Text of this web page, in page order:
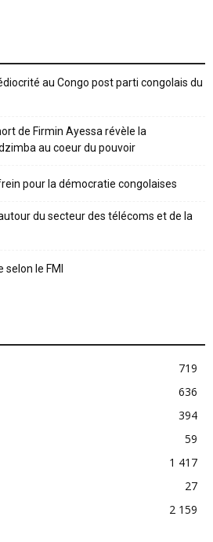
au Congo post parti congolais du
de Firmin Ayessa révèle la
au coeur du pouvoir
pour la démocratie congolaises
du secteur des télécoms et de la
le FMI
719
636
394
59
1 417
27
2 159